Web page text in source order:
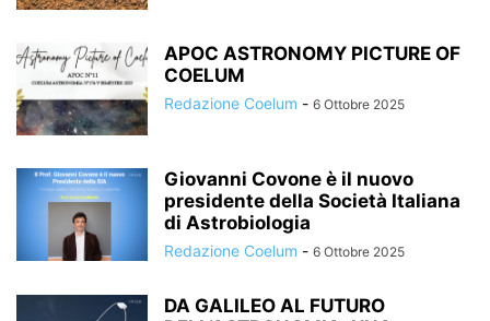
APOC ASTRONOMY PICTURE OF
COELUM
Redazione Coelum - 6 Ottobre 2025
Giovanni Covone è il nuovo
presidente della Società Italiana
di Astrobiologia
Redazione Coelum - 6 Ottobre 2025
DA GALILEO AL FUTURO